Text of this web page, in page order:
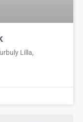
Lilla,